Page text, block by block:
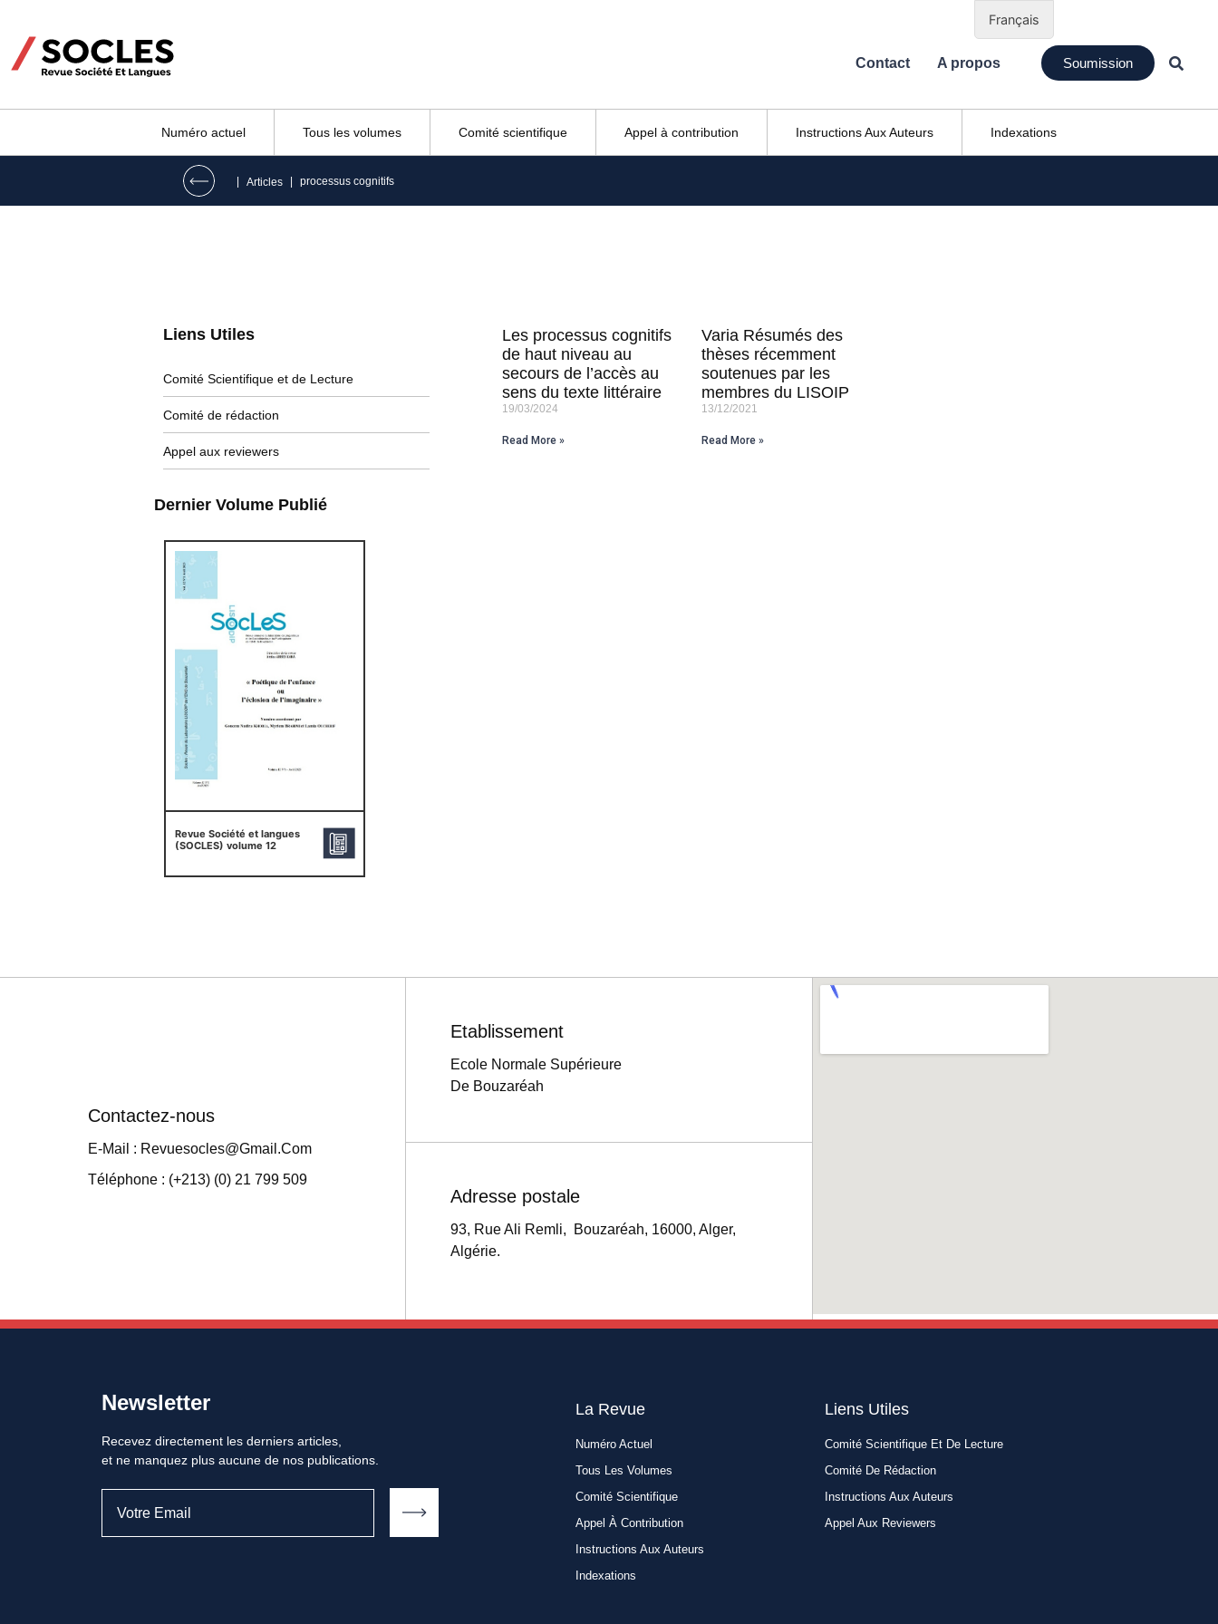
Contact A propos Soumission
Numéro actuel Tous les volumes Comité scientifique Appel à contribution Instructions Aux Auteurs Indexations
| Articles | processus cognitifs
Liens Utiles​
Comité Scientifique et de Lecture
Comité de rédaction
Appel aux reviewers
Dernier Volume Publié
Revue Société et langues
(SOCLES) volume 12
Les processus cognitifs
de haut niveau au
secours de l’accès au
sens du texte littéraire
19/03/2024
Read More »
Varia Résumés des
thèses récemment
soutenues par les
membres du LISOIP
13/12/2021
Read More »
Contactez-nous
E-Mail : Revuesocles@gmail.com
Téléphone : (+213) (0) 21 799 509
Etablissement
Ecole Normale Supérieure
De Bouzaréah
Adresse postale
93, Rue Ali Remli, Bouzaréah, 16000, Alger,
Algérie.
Newsletter
Recevez directement les derniers articles,
et ne manquez plus aucune de nos publications.
La Revue
Numéro Actuel
Tous Les Volumes
Comité Scientifique
Appel À Contribution
Instructions Aux Auteurs
Indexations
Liens Utiles​
Comité Scientifique Et De Lecture
Comité De Rédaction
Instructions Aux Auteurs
Appel Aux Reviewers
Français